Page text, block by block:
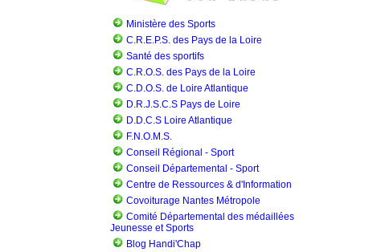
Ministère des Sports
C.R.E.P.S. des Pays de la Loire
Santé des sportifs
C.R.O.S. des Pays de la Loire
C.D.O.S. de Loire Atlantique
D.R.J.S.C.S Pays de Loire
D.D.C.S Loire Atlantique
F.N.O.M.S.
Conseil Régional - Sport
Conseil Départemental - Sport
Centre de Ressources & d'Information
Covoiturage Nantes Métropole
Comité Départemental des médaillées
Jeunesse et Sports
Blog Handi'Chap